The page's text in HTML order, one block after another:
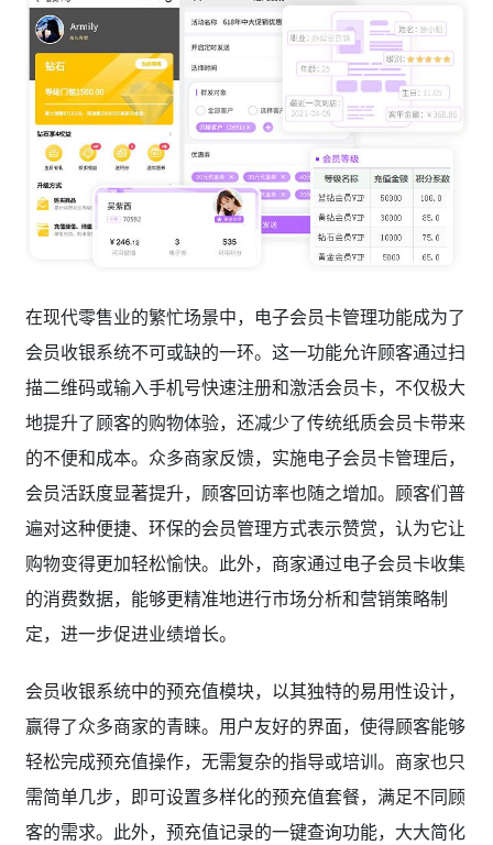
在现代零售业的繁忙场景中，电子会员卡管理功能成为了
会员收银系统不可或缺的一环。这一功能允许顾客通过扫
描二维码或输入手机号快速注册和激活会员卡，不仅极大
地提升了顾客的购物体验，还减少了传统纸质会员卡带来
的不便和成本。众多商家反馈，实施电子会员卡管理后，
会员活跃度显著提升，顾客回访率也随之增加。顾客们普
遍对这种便捷、环保的会员管理方式表示赞赏，认为它让
购物变得更加轻松愉快。此外，商家通过电子会员卡收集
的消费数据，能够更精准地进行市场分析和营销策略制
定，进一步促进业绩增长。
会员收银系统中的预充值模块，以其独特的易用性设计，
赢得了众多商家的青睐。用户友好的界面，使得顾客能够
轻松完成预充值操作，无需复杂的指导或培训。商家也只
需简单几步，即可设置多样化的预充值套餐，满足不同顾
客的需求。此外，预充值记录的一键查询功能，大大简化